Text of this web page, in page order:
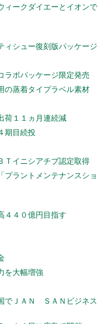
ィークダイエーとイオンで
シュー復刻版パッケージ
ラボパッケージ限定発売
の蒸着タイプラベル素材
荷１１ヵ月連続減
期目続投
Ｔイニシアチブ認定取得
プラントメンテナンスショ
４４０億円目指す
を大幅増強
でＪＡＮ ＳＡＮビジネス